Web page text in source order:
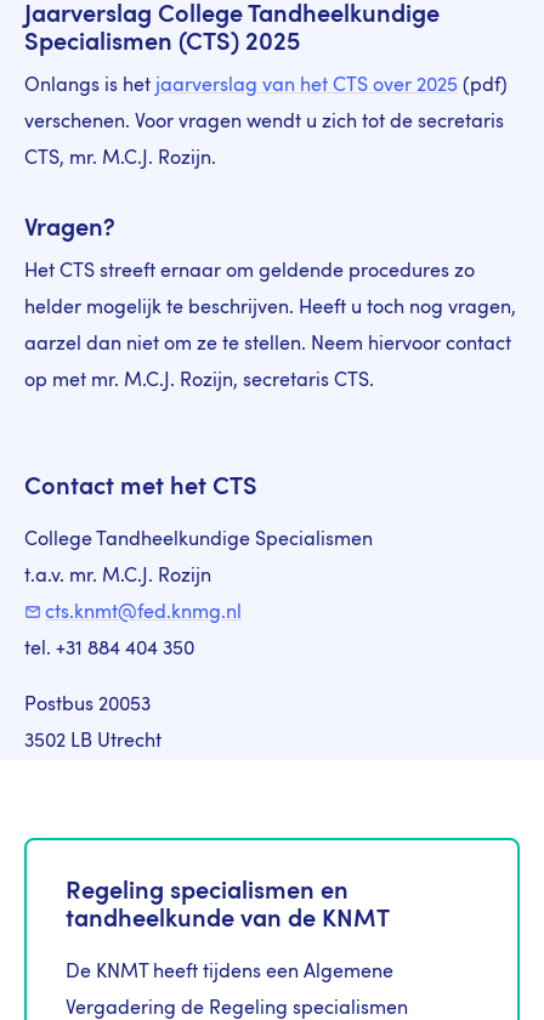
Jaarverslag College Tandheelkundige
Specialismen (CTS) 2025
Onlangs is het jaarverslag van het CTS over 2025 (pdf)
verschenen. Voor vragen wendt u zich tot de secretaris
CTS, mr. M.C.J. Rozijn.
Vragen?
Het CTS streeft ernaar om geldende procedures zo
helder mogelijk te beschrijven. Heeft u toch nog vragen,
aarzel dan niet om ze te stellen. Neem hiervoor contact
op met mr. M.C.J. Rozijn, secretaris CTS.
Contact met het CTS
College Tandheelkundige Specialismen
t.a.v. mr. M.C.J. Rozijn
cts.knmt@fed.knmg.nl
tel. +31 884 404 350
Postbus 20053
3502 LB Utrecht
Regeling specialismen en
tandheelkunde van de KNMT
De KNMT heeft tijdens een Algemene
Vergadering de Regeling specialismen